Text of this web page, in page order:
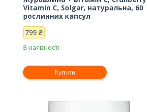
Vitamin C, Solgar, натуральна, 60
рослинних капсул
799 ₴
В наявності
Купити